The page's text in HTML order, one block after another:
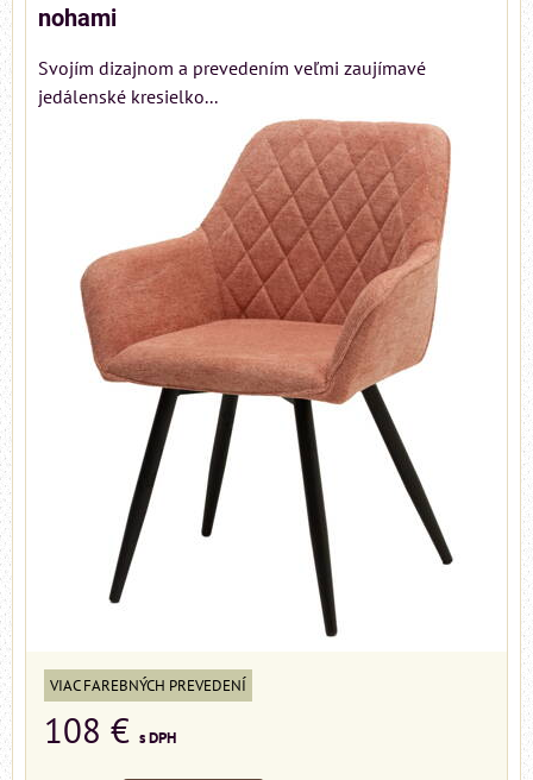
nohami
Svojím dizajnom a prevedením veľmi zaujímavé
jedálenské kresielko...
VIAC FAREBNÝCH PREVEDENÍ
108 € s DPH